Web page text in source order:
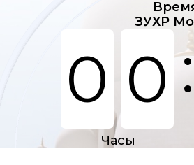
ЗУХР
0 0:
Часы